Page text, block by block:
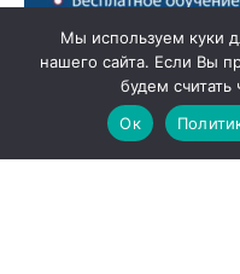
Мы используем куки
нашего сайта. Если Вы
будем считать
Ок